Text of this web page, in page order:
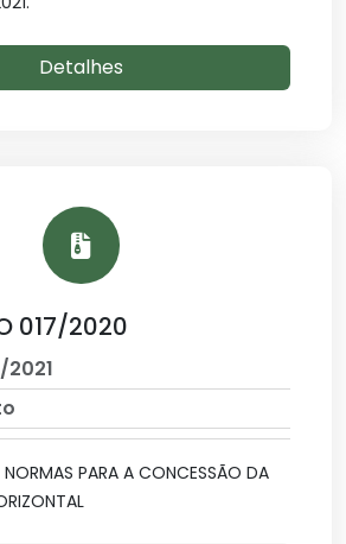
Detalhes
017/2020
NORMAS PARA A CONCESSÃO DA